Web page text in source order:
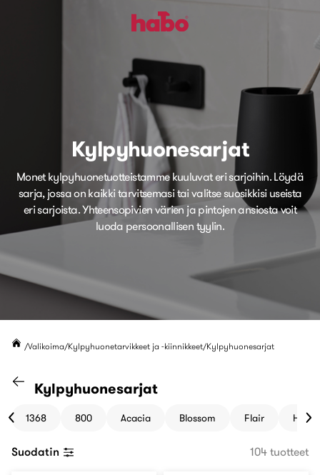
Kylpyhuonesarjat
Monet kylpyhuonetuotteistamme kuuluvat eri sarjoihin. Löydä
sarja, jossa on kaikki tarvitsemasi tai valitse suosikkisi useista
eri sarjoista. Yhteensopivien värien ja pintojen ansiosta voit
luoda persoonallisen tyylin.
Valikoima Kylpyhuonetarvikkeet ja -kiinnikkeet Kylpyhuonesarjat
Siirry "Kylpyhuonetarvikkeet ja -
Kylpyhuonesarjat
1368 800 Acacia Blossom Flair Hazel
Suodatin 104 tuotteet